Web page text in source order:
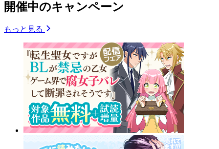
開催中のキャンペーン
もっと見る